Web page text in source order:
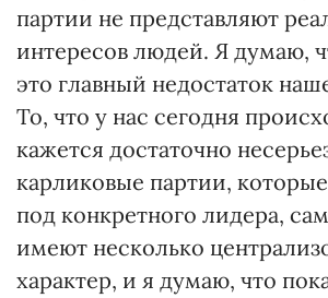
партии не представляют
интересов людей. Я думаю,
это главный недостаток
То, что у нас сегодня
кажется достаточно
карликовые партии,
под конкретного лидера,
имеют несколько
характер, и я думаю, что